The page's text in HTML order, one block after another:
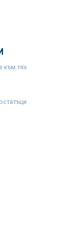
към тях